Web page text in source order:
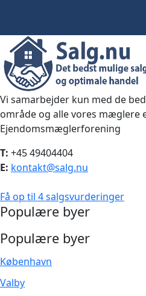
Vi samarbejder kun med de
område og alle vores mæglere
Ejendomsmæglerforening
T: +45 49404404
E: kontakt@salg.nu
Få op til 4 salgsvurderinger
Populære byer
Populære byer
København
Valby